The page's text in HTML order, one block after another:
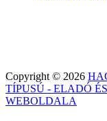
Copyright © 2026
TÍPUSÚ - ELADÓ
WEBOLDALA